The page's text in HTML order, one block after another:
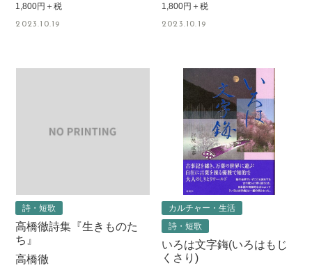
1,800円＋税
2023.10.19
1,800円＋税
2023.10.19
詩・短歌
高橋徹詩集『生きものた
ち』
高橋徹
カルチャー・生活
詩・短歌
いろは文字鋂(いろはもじ
くさり)